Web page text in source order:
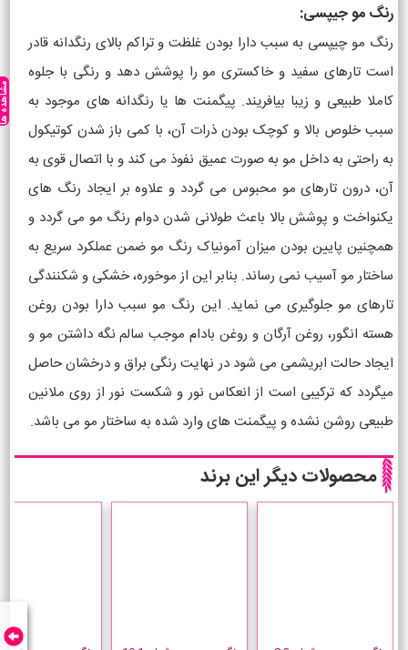
رنگ مو جیپسی:
رنگ مو چیپسی به سبب دارا بودن غلظت و تراکم بالای رنگدانه قادر
است تارهای سفید و خاکستری مو را پوشش دهد و رنگی با جلوه
کاملا طبیعی و زیبا بیافریند. پیگمنت ها یا رنگدانه های موجود به
سبب خلوص بالا و کوچک بودن ذرات آن، با کمی باز شدن کوتیکول
به راحتی به داخل مو به صورت عمیق نفوذ می کند و با اتصال قوی به
آن، درون تارهای مو محبوس می گردد و علاوه بر ایجاد رنگ های
یکنواخت و پوشش بالا باعث طولانی شدن دوام رنگ مو می گردد و
همچنین پایین بودن میزان آمونیاک رنگ مو ضمن عملکرد سریع به
ساختار مو آسیب نمی رساند. بنابر این از موخوره، خشکی و شکنندگی
تارهای مو جلوگیری می نماید. این رنگ مو سبب دارا بودن روغن
هسته انگور، روغن آرگان و روغن بادام موجب سالم نگه داشتن مو و
ایجاد حالت ابریشمی می شود در نهایت رنگی براق و درخشان حاصل
میگردد که ترکیبی است از انعکاس نور و شکست نور از روی ملانین
طبیعی روشن نشده و پیگمنت های وارد شده به ساختار مو می باشد.
محصولات دیگر این برند